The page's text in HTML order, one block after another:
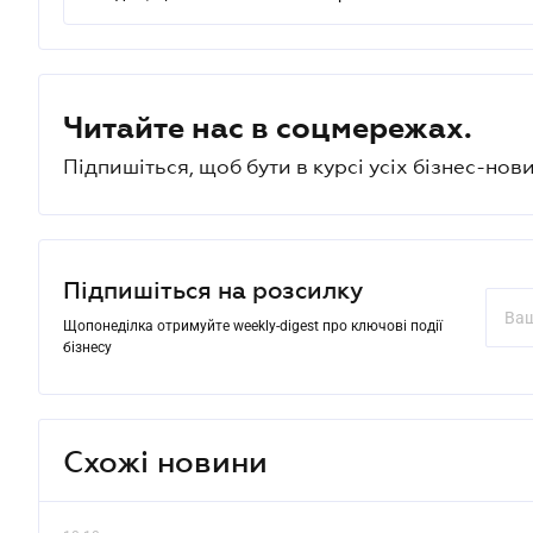
Читайте нас в соцмережах.
Підпишіться, щоб бути в курсі усіх бізнес-
Підпишіться на розсилку
Щопонеділка отримуйте weekly-digest про ключові події
бізнесу
Схожі новини